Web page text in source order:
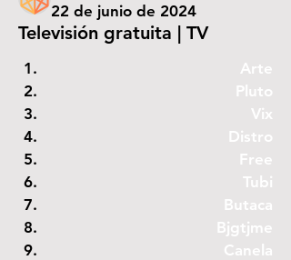
22 de junio de 2024
Televisión gratuita | TV
Arte
Pluto
Vix
Distro
Free
Tubi
Butaca
Bjgtjme
Canela